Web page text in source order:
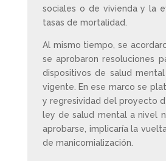
sociales o de vivienda y la
tasas de mortalidad.
Al mismo tiempo, se
se aprobaron resoluciones
dispositivos de salud
vigente. En ese marco se
y regresividad del proyecto
ley de salud mental a nivel
aprobarse, implicaría la
de manicomialización.